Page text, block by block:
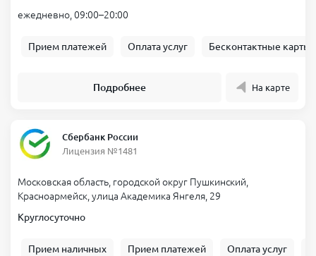
ежедневно, 09:00–20:00
Прием платежей Оплата услуг Бесконтактные карты
Подробнее На карте
Сбербанк России
Лицензия №1481
Московская область, городской округ Пушкинский,
Красноармейск, улица Академика Янгеля, 29
Круглосуточно
Прием наличных Прием платежей Оплата услуг